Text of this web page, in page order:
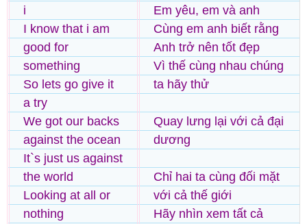
i
I know that i am
good for
something
So lets go give it
a try
We got our backs
against the ocean
It`s just us against
the world
Looking at all or
nothing
Em yêu, em và anh
Cùng em anh biết rằng
Anh trở nên tốt đẹp
Vì thế cùng nhau chúng
ta hãy thử
Quay lưng lại với cả đại
dương
Chỉ hai ta cùng đối mặt
với cả thế giới
Hãy nhìn xem tất cả